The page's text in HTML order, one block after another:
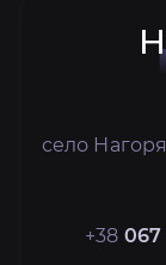
село
+38 067